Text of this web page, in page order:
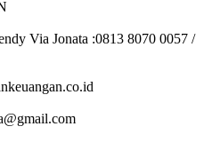
Via Jonata :0813 8070 0057 /